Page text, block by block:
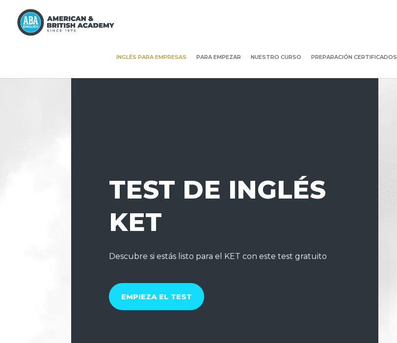
INGLÉS PARA EMPRESAS PARA EMPEZAR NUESTRO CURSO PREPARACIÓN CERTIFICADOS
TEST DE INGLÉS
KET
Descubre si estás listo para el KET con este test gratuito
EMPIEZA EL TEST